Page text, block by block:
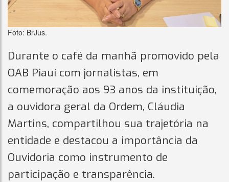
Foto: BrJus.
Durante o café da manhã promovido pela
OAB Piauí com jornalistas, em
comemoração aos 93 anos da instituição,
a ouvidora geral da Ordem, Cláudia
Martins, compartilhou sua trajetória na
entidade e destacou a importância da
Ouvidoria como instrumento de
participação e transparência.